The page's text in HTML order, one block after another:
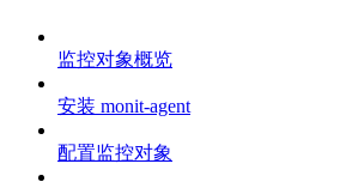
监控对象概览
安装 monit-agent
配置监控对象